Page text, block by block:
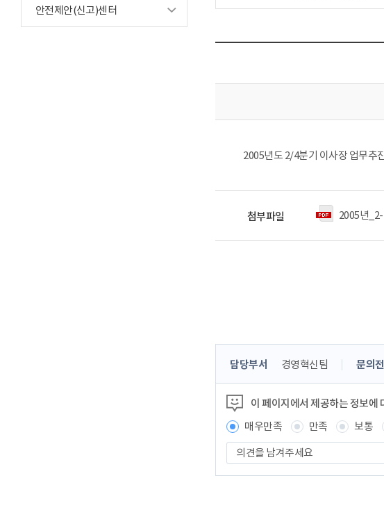
안전제안(신고)센터
2005년도 2/4분기 이사장 업무추
첨부파일 2005년
콘
츠
정
보
책
임
자
담당부서 경영혁신팀 문의
이 페이지에서 제공하는 정보에
매우만족
만족 보통
견
을